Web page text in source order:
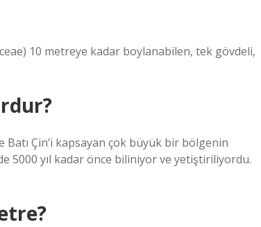
10 metreye kadar boylanabilen, tek gövdeli,
Çin’i kapsayan çok büyük bir bölgenin
5000 yıl kadar önce biliniyor ve yetiştiriliyordu.